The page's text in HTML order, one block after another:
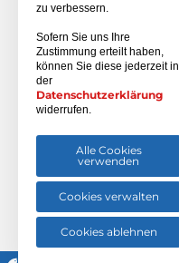
zu verbessern.
Sofern Sie uns Ihre
Zustimmung erteilt haben,
können Sie diese jederzeit in
der
Datenschutzerklärung
widerrufen.
Alle Cookies
verwenden
Cookies verwalten
Cookies ablehnen